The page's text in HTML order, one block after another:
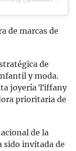
de marcas de
de
y moda.
joyería Tiffany
prioritaria de
de la
sido invitada de